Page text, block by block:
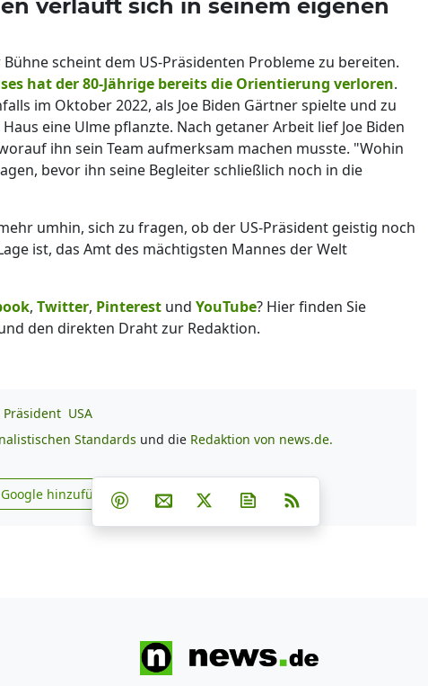
verläuft sich in seinem eigenen
scheint dem US-Präsidenten Probleme zu bereiten.
hat der 80-Jährige bereits die Orientierung verloren.
im Oktober 2022, als Joe Biden Gärtner spielte und zu
eine Ulme pflanzte. Nach getaner Arbeit lief Joe Biden
ihn sein Team aufmerksam machen musste. "Wohin
bevor ihn seine Begleiter schließlich noch in die
umhin, sich zu fragen, ob der US-Präsident geistig noch
ist, das Amt des mächtigsten Mannes der Welt
, Twitter, Pinterest und YouTube? Hier finden Sie
den direkten Draht zur Redaktion.
Präsident USA
Standards und die Redaktion von news.de.
news.de zu Google hinzufügen
hinzufügen Teilen auf Facebook
Teilen auf Whatsapp
Teilen auf Telegram
Teilen auf Pinterest
Per E-Mail teilen
Post auf XNewsletter abonnieren